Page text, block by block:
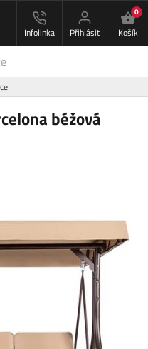
Infolinka Přihlásit
0
Košík
béžová